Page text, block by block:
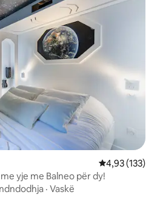
Vlerësimi
4,93 (133)
yje me Balneo për dy!
· Vaskë